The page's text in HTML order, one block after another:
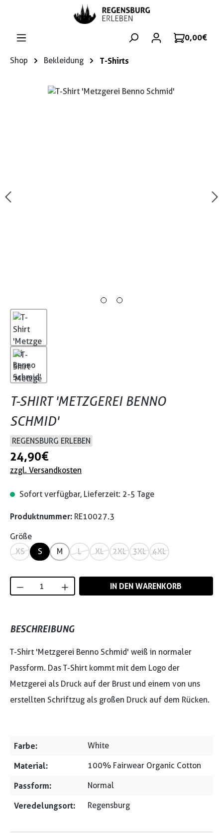
Zum Hauptinhalt springen
0,00 €
Shop Bekleidung T-Shirts
Bildergalerie überspringen
T-SHIRT 'METZGEREI BENNO
SCHMID'
REGENSBURG ERLEBEN
24,90 €
zzgl. Versandkosten
Sofort verfügbar, Lieferzeit: 2-5 Tage
Produktnummer: RE10027.3
Größe
XS
S M L XL 2XL 3XL 4XL
Produkt Anzahl: Gib den gewünschten
IN DEN WARENKORB
BESCHREIBUNG
T-Shirt 'Metzgerei Benno Schmid' weiß in normaler
Passform. Das T-Shirt kommt mit dem Logo der
Metzgerei als Druck auf der Brust und einem von uns
erstellten Schriftzug als großen Druck auf dem Rücken.
Farbe: White
Material: 100% Fairwear Organic Cotton
Passform: Normal
Veredelungsort: Regensburg